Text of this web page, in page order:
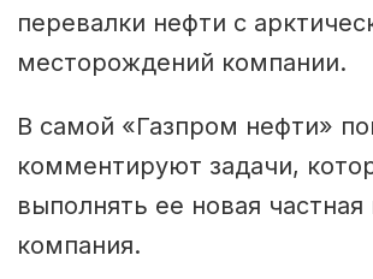
перевалки нефти с
месторождений компании.
В самой «Газпром нефти»
комментируют задачи,
выполнять ее новая частная
компания.